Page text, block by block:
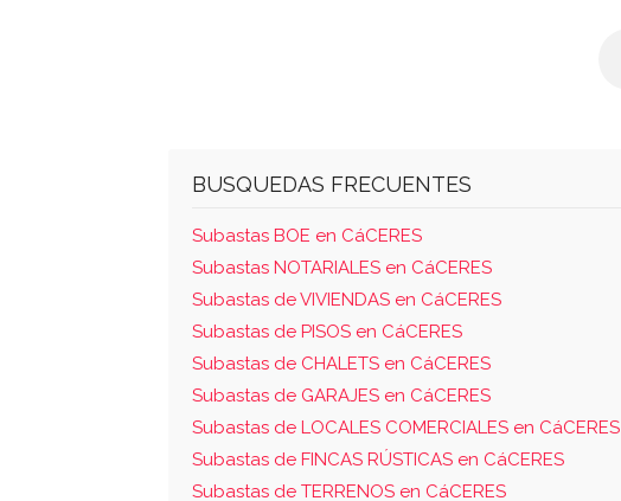
BUSQUEDAS FRECUENTES
Subastas BOE en CáCERES
Subastas NOTARIALES en CáCERES
Subastas de VIVIENDAS en CáCERES
Subastas de PISOS en CáCERES
Subastas de CHALETS en CáCERES
Subastas de GARAJES en CáCERES
Subastas de LOCALES COMERCIALES en CáCERES
Subastas de FINCAS RÚSTICAS en CáCERES
Subastas de TERRENOS en CáCERES